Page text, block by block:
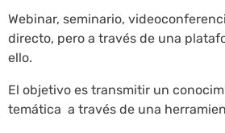
Webinar, seminario,
directo, pero a través de una
ello.
El objetivo es transmitir un
temática a través de una